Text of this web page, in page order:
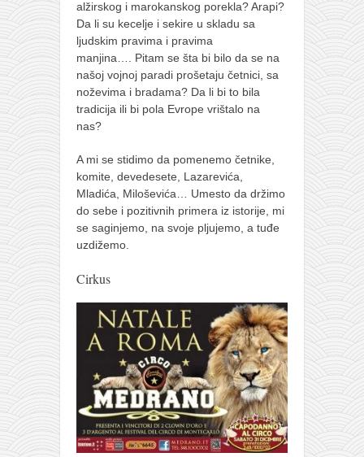
kontakt
alžirskog i marokanskog porekla? Arapi?
Da li su kecelje i sekire u skladu sa
ljudskim pravima i pravima
manjina…. Pitam se šta bi bilo da se na
našoj vojnoj paradi prošetaju četnici, sa
noževima i bradama? Da li bi to bila
tradicija ili bi pola Evrope vrištalo na
nas?
A mi se stidimo da pomenemo četnike,
komite, devedesete, Lazarevića,
Mladića, Miloševića… Umesto da držimo
do sebe i pozitivnih primera iz istorije, mi
se saginjemo, na svoje pljujemo, a tuđe
uzdižemo.
Cirkus